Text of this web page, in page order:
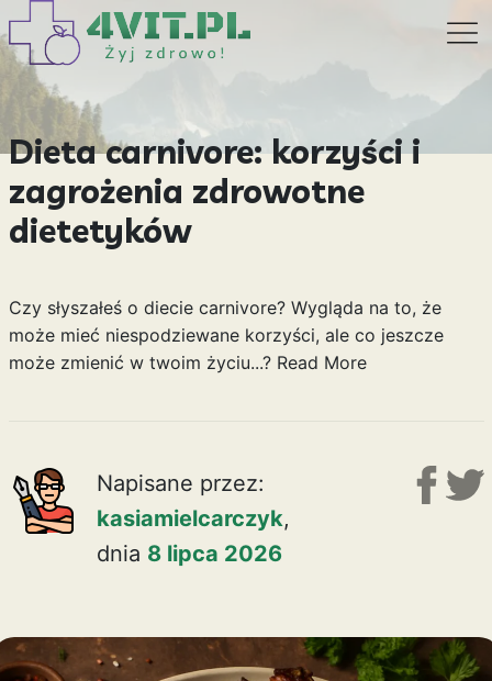
Dieta carnivore: korzyści i
zagrożenia zdrowotne
dietetyków
Czy słyszałeś o diecie carnivore? Wygląda na to, że
może mieć niespodziewane korzyści, ale co jeszcze
może zmienić w twoim życiu...? Read More
Napisane przez:
kasiamielcarczyk,
dnia 8 lipca 2026